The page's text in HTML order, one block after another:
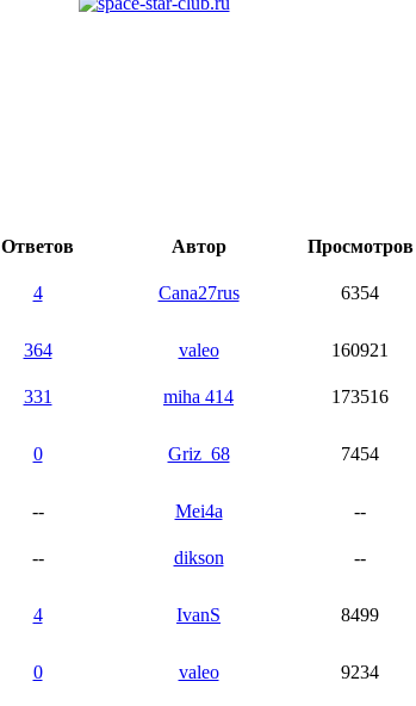
Ответов Автор Просмотров
4 Cana27rus 6354
364 valeo 160921
331 miha 414 173516
0 Griz_68 7454
-- Mei4a --
-- dikson --
4 IvanS 8499
0 valeo 9234